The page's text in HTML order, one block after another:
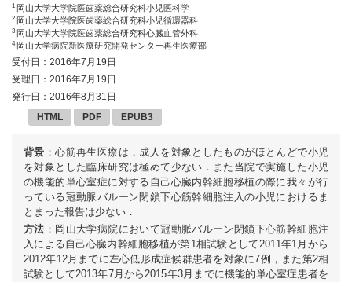
1 岡山大学大学院医歯薬総合研究科小児医科学
2 岡山大学大学院医歯薬総合研究科小児循環器科
3 岡山大学大学院医歯薬総合研究科心臓血管外科
4 岡山大学病院新医療研究開発センター再生医療部
受付日：2016年7月19日
受理日：2016年7月19日
発行日：2016年8月31日
HTML
PDF EPUB3
背景 ：心筋再生医療は，成人を対象としたものがほとんどで小児
を対象とした臨床研究は極めて少ない．また当院で実施した小児
の機能的単心室症に対する自己心臓内幹細胞移植の際に我々が行
っている冠動脈バルーン閉鎖下心筋幹細胞注入の小児におけるま
とまった報告は少ない．
方法 ：岡山大学病院において冠動脈バルーン閉鎖下心筋幹細胞注
入による自己心臓内幹細胞移植が第1相試験として2011年1月から
2012年12月までに左心低形成症候群患者を対象に7例，また第2相
試験として2013年7月から2015年3月までに機能的単心室症患者を